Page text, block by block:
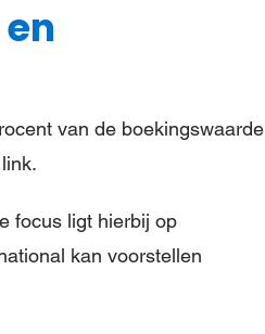
van de boekingswaarde
focus ligt hierbij op
kan voorstellen